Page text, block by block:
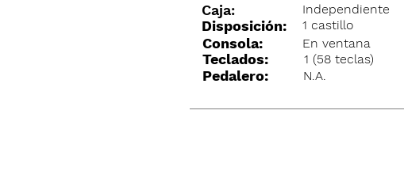
Caja:
Disposición:
Consola:
Teclados:
Pedalero:
Independiente
1 castillo
En ventana
1 (58 teclas)
N.A.